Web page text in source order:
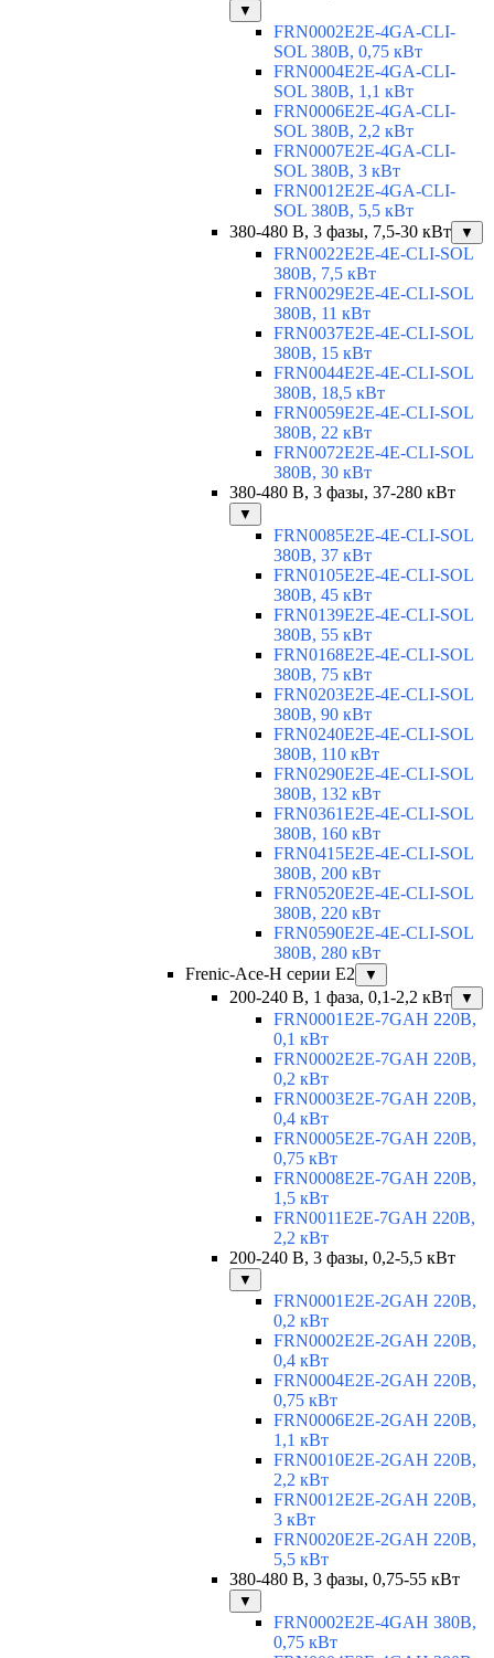
▼
FRN0002E2E-4GA-CLI-
SOL 380В, 0,75 кВт
FRN0004E2E-4GA-CLI-
SOL 380В, 1,1 кВт
FRN0006E2E-4GA-CLI-
SOL 380В, 2,2 кВт
FRN0007E2E-4GA-CLI-
SOL 380В, 3 кВт
FRN0012E2E-4GA-CLI-
SOL 380В, 5,5 кВт
380-480 В, 3 фазы, 7,5-30 кВт
▼
FRN0022E2E-4E-CLI-SOL
380В, 7,5 кВт
FRN0029E2E-4E-CLI-SOL
380В, 11 кВт
FRN0037E2E-4E-CLI-SOL
380В, 15 кВт
FRN0044E2E-4E-CLI-SOL
380В, 18,5 кВт
FRN0059E2E-4E-CLI-SOL
380В, 22 кВт
FRN0072E2E-4E-CLI-SOL
380В, 30 кВт
380-480 В, 3 фазы, 37-280 кВт
▼
FRN0085E2E-4E-CLI-SOL
380В, 37 кВт
FRN0105E2E-4E-CLI-SOL
380В, 45 кВт
FRN0139E2E-4E-CLI-SOL
380В, 55 кВт
FRN0168E2E-4E-CLI-SOL
380В, 75 кВт
FRN0203E2E-4E-CLI-SOL
380В, 90 кВт
FRN0240E2E-4E-CLI-SOL
380В, 110 кВт
FRN0290E2E-4E-CLI-SOL
380В, 132 кВт
FRN0361E2E-4E-CLI-SOL
380В, 160 кВт
FRN0415E2E-4E-CLI-SOL
380В, 200 кВт
FRN0520E2E-4E-CLI-SOL
380В, 220 кВт
FRN0590E2E-4E-CLI-SOL
380В, 280 кВт
Frenic-Ace-H серии E2
▼
200-240 В, 1 фаза, 0,1-2,2 кВт ▼
FRN0001E2E-7GAH 220В,
0,1 кВт
FRN0002E2E-7GAH 220В,
0,2 кВт
FRN0003E2E-7GAH 220В,
0,4 кВт
FRN0005E2E-7GAH 220В,
0,75 кВт
FRN0008E2E-7GAH 220В,
1,5 кВт
FRN0011E2E-7GAH 220В,
2,2 кВт
200-240 В, 3 фазы, 0,2-5,5 кВт
▼
FRN0001E2E-2GAH 220В,
0,2 кВт
FRN0002E2E-2GAH 220В,
0,4 кВт
FRN0004E2E-2GAH 220В,
0,75 кВт
FRN0006E2E-2GAH 220В,
1,1 кВт
FRN0010E2E-2GAH 220В,
2,2 кВт
FRN0012E2E-2GAH 220В,
3 кВт
FRN0020E2E-2GAH 220В,
5,5 кВт
380-480 В, 3 фазы, 0,75-55 кВт
▼
FRN0002E2E-4GAH 380В,
0,75 кВт